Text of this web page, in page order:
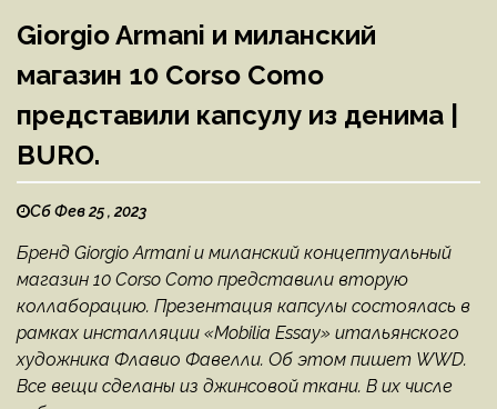
Giorgio Armani и миланский
магазин 10 Corso Como
представили капсулу из денима |
BURO.
Сб Фев 25 , 2023
Бренд Giorgio Armani и миланский концептуальный
магазин 10 Corso Como представили вторую
коллаборацию. Презентация капсулы состоялась в
рамках инсталляции «Mobilia Essay» итальянского
художника Флавио Фавелли. Об этом пишет WWD.
Все вещи сделаны из джинсовой ткани. В их числе